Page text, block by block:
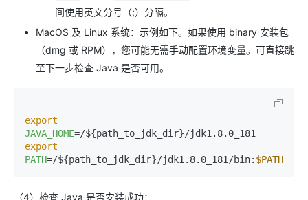
间使用英文分号（;）分隔。
MacOS 及 Linux 系统：示例如下。如果使用 binary 安装包
（dmg 或 RPM），您可能无需手动配置环境变量。可直接跳
至下一步检查 Java 是否可用。
export
JAVA_HOME
export
PATH=/${path_to_jdk_dir}/jdk1.8.0_181/bin: $PATH
（4）检查 Java 是否安装成功：